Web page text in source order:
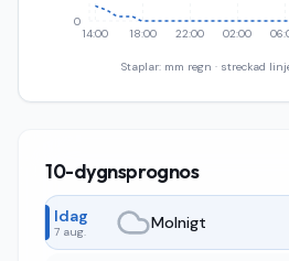
14:00 18:00 22:00 02:00
0
Staplar: mm regn · streckad
10-dygnsprognos
Idag
7 aug. Molnigt